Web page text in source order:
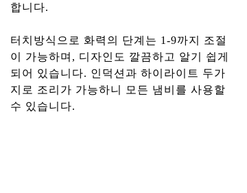
합니다.
터치방식으로 화력의 단계는 1-9까지 조절
이 가능하며, 디자인도 깔끔하고 알기 쉽게
되어 있습니다. 인덕션과 하이라이트 두가
지로 조리가 가능하니 모든 냄비를 사용할
수 있습니다.